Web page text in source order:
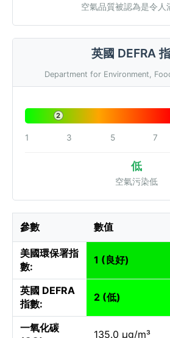
空氣品質被認為是令人
英國 DEFRA
Department for Environment,
2
1 3 5 7
低
空氣污染低
參數 數值
美國環保署指
數:
1 (良好)
英國 DEFRA
指數:
2 (低)
一氧化碳
135.0 µg/m³